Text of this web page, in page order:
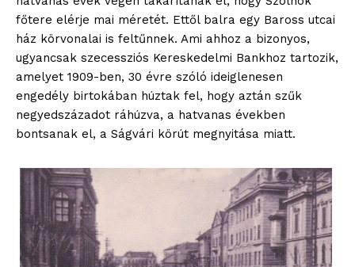
főtere elérje mai méretét. Ettől balra egy Baross utcai
ház körvonalai is feltűnnek. Ami ahhoz a bizonyos,
ugyancsak szecessziós Kereskedelmi Bankhoz tartozik,
amelyet 1909-ben, 30 évre szóló ideiglenesen
engedély birtokában húztak fel, hogy aztán szűk
negyedszázadot ráhúzva, a hatvanas években
bontsanak el, a Ságvári körút megnyitása miatt.